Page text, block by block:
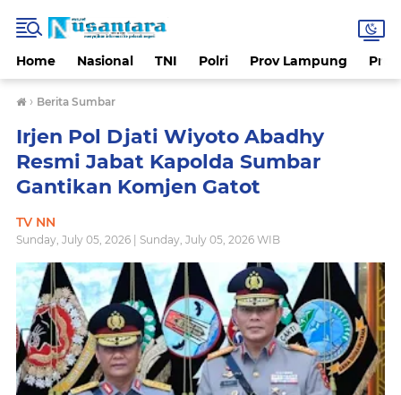
Home Nasional TNI Polri Prov Lampung
› Berita Sumbar
Irjen Pol Djati Wiyoto Abadhy
Resmi Jabat Kapolda Sumbar
Gantikan Komjen Gatot
TV NN
Sunday, July 05, 2026 | Sunday, July 05, 2026 WIB